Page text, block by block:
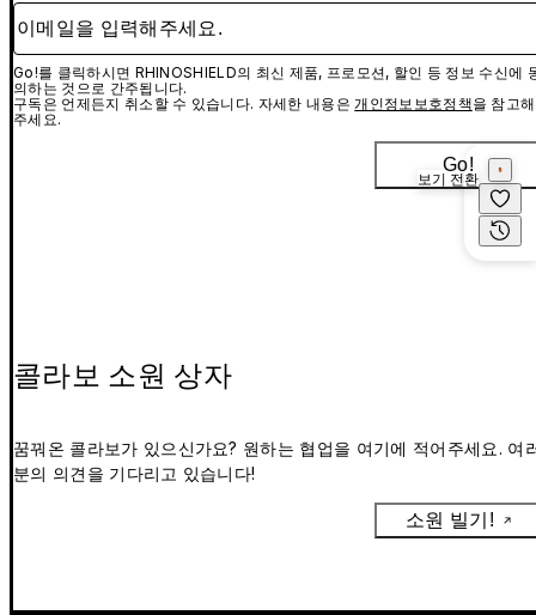
보기 전환
이메일을 입력해주세요.
Go!를 클릭하시면 RHINOSHIELD의 최신 제품, 프로모션, 할인 등 정보 수신에
의하는 것으로 간주됩니다.
구독은 언제든지 취소할 수 있습니다. 자세한 내용은개인정보보호정책을 참고해
주세요.
Go!
콜라보 소원 상자
꿈꿔온 콜라보가 있으신가요? 원하는 협업을 여기에 적어주세요. 여
분의 의견을 기다리고 있습니다!
소원 빌기!